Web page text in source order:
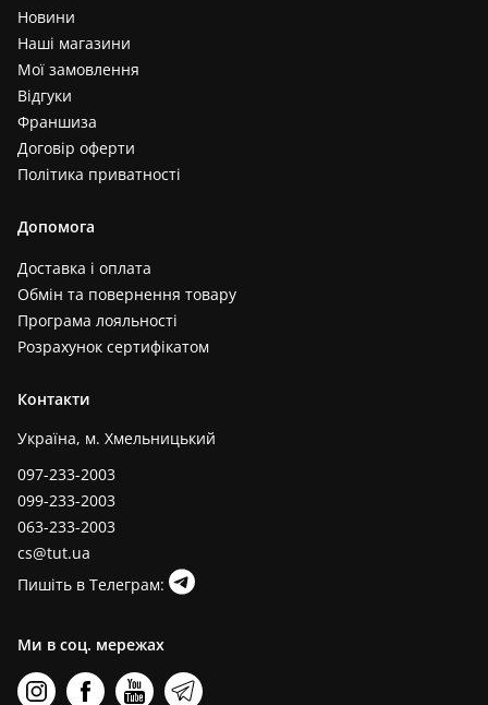
Новини
Наші магазини
Мої замовлення
Відгуки
Франшиза
Договір оферти
Політика приватності
Допомога
Доставка і оплата
Обмін та повернення товару
Програма лояльності
Розрахунок сертифікатом
Контакти
Україна, м. Хмельницький
097-233-2003
099-233-2003
063-233-2003
cs@tut.ua
Пишіть в Телеграм:
Ми в соц. мережах